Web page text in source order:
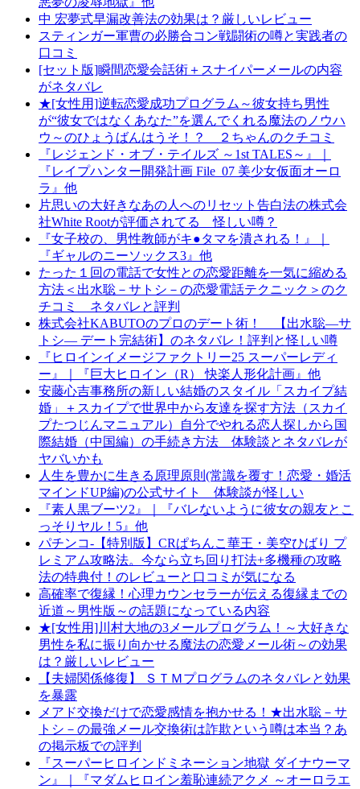
中 宏夢式早漏改善法の効果は？厳しいレビュー
スティンガー軍曹の必勝合コン戦闘術の噂と実践者の
口コミ
[セット版]瞬間恋愛会話術＋スナイパーメールの内容
がネタバレ
★[女性用]逆転恋愛成功プログラム～彼女持ち男性
が“彼女ではなくあなた”を選んでくれる魔法のノウハ
ウ～のひょうばんはうそ！？ ２ちゃんのクチコミ
『レジェンド・オブ・テイルズ ～1st TALES～』｜
『レイプハンター開発計画 File_07 美少女仮面オーロ
ラ』他
片思いの大好きなあの人へのリセット告白法の株式会
社White Rootが評価されてる 怪しい噂？
『女子校の、男性教師がキ●タマを潰される！』｜
『ギャルのニーソックス3』他
たった１回の電話で女性との恋愛距離を一気に縮める
方法＜出水聡－サトシ－の恋愛電話テクニック＞のク
チコミ ネタバレと評判
株式会社KABUTOのプロのデート術！ 【出水聡―サ
トシ― デート完結術】のネタバレ！評判と怪しい噂
『ヒロインイメージファクトリー25 スーパーレディ
ー』｜『巨大ヒロイン（R） 快楽人形化計画』他
安藤心吉事務所の新しい結婚のスタイル「スカイプ結
婚」＋スカイプで世界中から友達を探す方法（スカイ
プたつじんマニュアル）自分でやれる恋人探しから国
際結婚（中国編）の手続き方法 体験談とネタバレが
ヤバいかも
人生を豊かに生きる原理原則(常識を覆す！恋愛・婚活
マインドUP編)の公式サイト 体験談が怪しい
『素人黒ブーツ2』｜『バレないように彼女の親友とこ
っそりヤル！5』他
パチンコ-【特別版】CRぱちんこ華王・美空ひばり プ
レミアム攻略法。今なら立ち回り打法+多機種の攻略
法の特典付！のレビューと口コミが気になる
高確率で復縁！心理カウンセラーが伝える復縁までの
近道～男性版～の話題になっている内容
★[女性用]川村大地の3メールプログラム！～大好きな
男性を私に振り向かせる魔法の恋愛メール術～の効果
は？厳しいレビュー
【夫婦関係修復】 ＳＴＭプログラムのネタバレと効果
を暴露
メアド交換だけで恋愛感情を抱かせる！★出水聡－サ
トシ－の最強メール交換術は詐欺という噂は本当？あ
の掲示板での評判
『スーパーヒロインドミネーション地獄 ダイナウーマ
ン』｜『マダムヒロイン羞恥連続アクメ ～オーロラエ